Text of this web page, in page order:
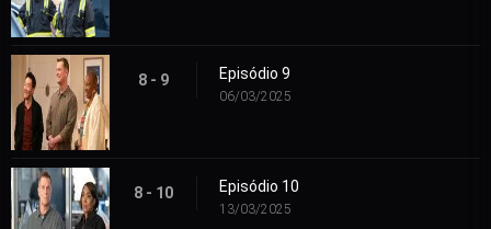
8 - 9 Episódio 9
06/03/2025
8 - 10 Episódio 10
13/03/2025